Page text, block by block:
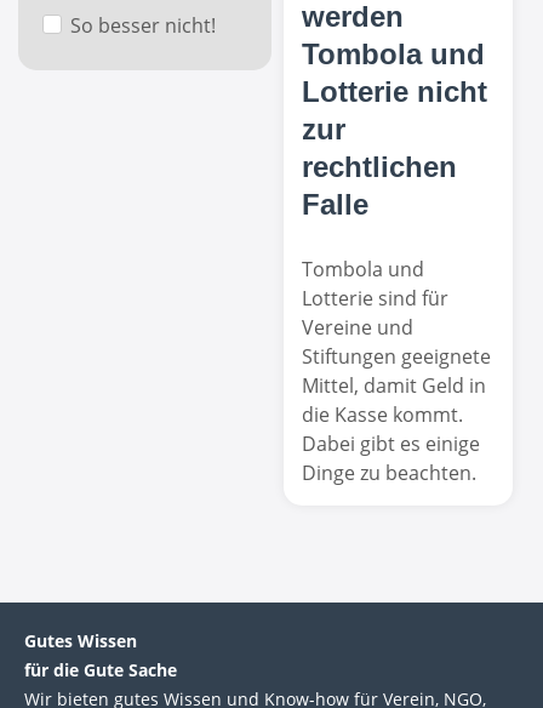
So besser nicht!
werden
Tombola und
Lotterie nicht
zur
rechtlichen
Falle
Tombola und
Lotterie sind für
Vereine und
Stiftungen geeignete
Mittel, damit Geld in
die Kasse kommt.
Dabei gibt es einige
Dinge zu beachten.
Gutes Wissen
für die Gute Sache
Wir bie­ten gutes Wis­sen und Know-how für Ver­ein, NGO,